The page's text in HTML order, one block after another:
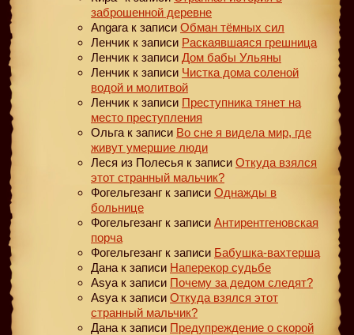
заброшенной деревне
Angara к записи Обман тёмных сил
Ленчик к записи Раскаявшаяся грешница
Ленчик к записи Дом бабы Ульяны
Ленчик к записи Чистка дома соленой
водой и молитвой
Ленчик к записи Преступника тянет на
место преступления
Ольга к записи Во сне я видела мир, где
живут умершие люди
Леся из Полесья к записи Откуда взялся
этот странный мальчик?
Фогельгезанг к записи Однажды в
больнице
Фогельгезанг к записи Антирентгеновская
порча
Фогельгезанг к записи Бабушка-вахтерша
Дана к записи Наперекор судьбе
Asya к записи Почему за дедом следят?
Asya к записи Откуда взялся этот
странный мальчик?
Дана к записи Предупреждение о скорой